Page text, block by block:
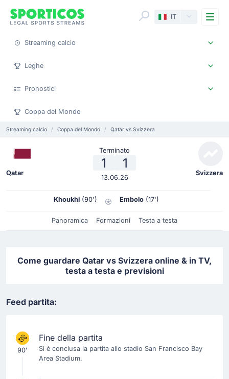
IT
Streaming calcio
Leghe
Pronostici
Coppa del Mondo
Streaming calcio Coppa del Mondo Qatar vs Svizzera
Qatar
Terminato
1 1
13.06.26
Svizzera
Khoukhi (90') Embolo (17')
Panoramica Formazioni Testa a testa
Come guardare Qatar vs Svizzera online & in TV,
testa a testa e previsioni
Feed partita:
90'
Fine della partita
Si è conclusa la partita allo stadio San Francisco Bay
Area Stadium.